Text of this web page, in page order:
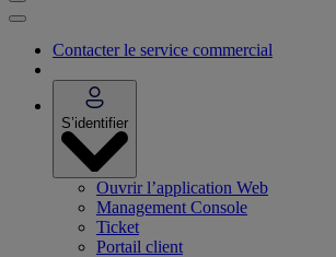
Contacter le service commercial
S’identifier
Ouvrir l’application Web
Management Console
Ticket
Portail client